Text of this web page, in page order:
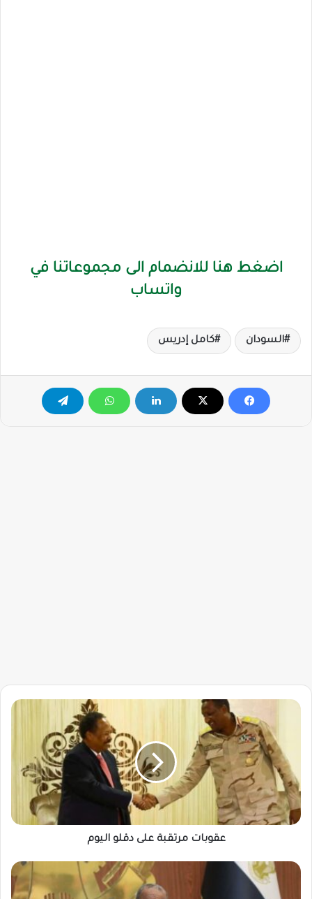
اضغط هنا للانضمام الى مجموعاتنا في
واتساب
السودان كامل إدريس
عقوبات
اليوم
عقوبات مرتقبة على دقلو اليوم
أول